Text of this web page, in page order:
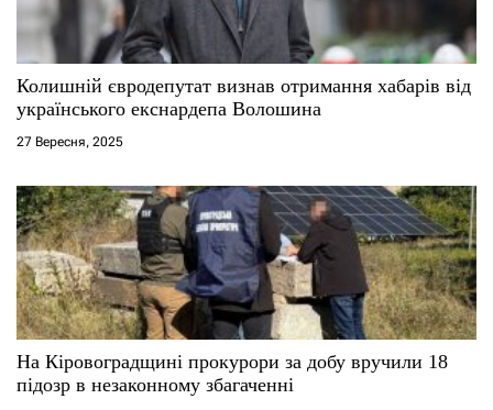
с
і
в
Колишній євродепутат визнав отримання хабарів від
українського екснардепа Волошина
27 Вересня, 2025
На Кіровоградщині прокурори за добу вручили 18
підозр в незаконному збагаченні